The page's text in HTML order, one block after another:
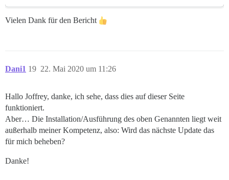
Vielen Dank für den Bericht
Dani1 22. Mai 2020 um 11:26
19
Hallo Joffrey, danke, ich sehe, dass dies auf dieser Seite
funktioniert.
Aber… Die Installation/Ausführung des oben Genannten liegt weit
außerhalb meiner Kompetenz, also: Wird das nächste Update das
für mich beheben?
Danke!